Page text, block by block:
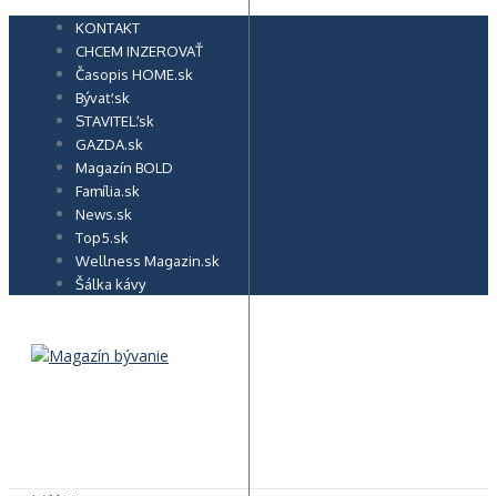
Preskočiť
KONTAKT
CHCEM INZEROVAŤ
Časopis HOME.sk
Bývať.sk
STAVITEĽ.sk
GAZDA.sk
Magazín BOLD
Família.sk
News.sk
Top5.sk
Wellness Magazin.sk
Šálka kávy